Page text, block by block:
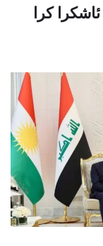
کرا